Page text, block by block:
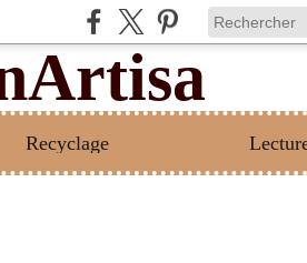
Recyclage